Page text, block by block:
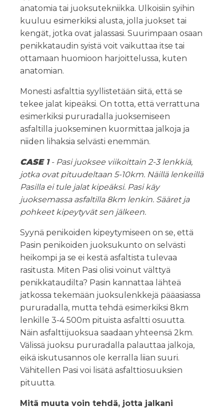
anatomia tai juoksutekniikka. Ulkoisiin syihin
kuuluu esimerkiksi alusta, jolla juokset tai
kengät, jotka ovat jalassasi. Suurimpaan osaan
penikkataudin syistä voit vaikuttaa itse tai
ottamaan huomioon harjoittelussa, kuten
anatomian.
Monesti asfalttia syyllistetään siitä, että se
tekee jalat kipeäksi. On totta, että verrattuna
esimerkiksi pururadalla juoksemiseen
asfaltilla juokseminen kuormittaa jalkoja ja
niiden lihaksia selvästi enemmän.
CASE1- Pasi juoksee viikoittain 2-3 lenkkiä,
jotka ovat pituudeltaan 5-10km. Näillä lenkeillä
Pasilla ei tule jalat kipeäksi. Pasi käy
juoksemassa asfaltilla 8km lenkin. Sääret ja
pohkeet kipeytyvät sen jälkeen.
Syynä penikoiden kipeytymiseen on se, että
Pasin penikoiden juoksukunto on selvästi
heikompi ja se ei kestä asfaltista tulevaa
rasitusta. Miten Pasi olisi voinut välttyä
penikkataudilta? Pasin kannattaa lähteä
jatkossa tekemään juoksulenkkejä pääasiassa
pururadalla, mutta tehdä esimerkiksi 8km
lenkille 3-4 500m pituista asfaltti osuutta.
Näin asfalttijuoksua saadaan yhteensä 2km.
Välissä juoksu pururadalla palauttaa jalkoja,
eikä iskutusannos ole kerralla liian suuri.
Vähitellen Pasi voi lisätä asfalttiosuuksien
pituutta.
Mitä muuta voin tehdä, jotta jalkani